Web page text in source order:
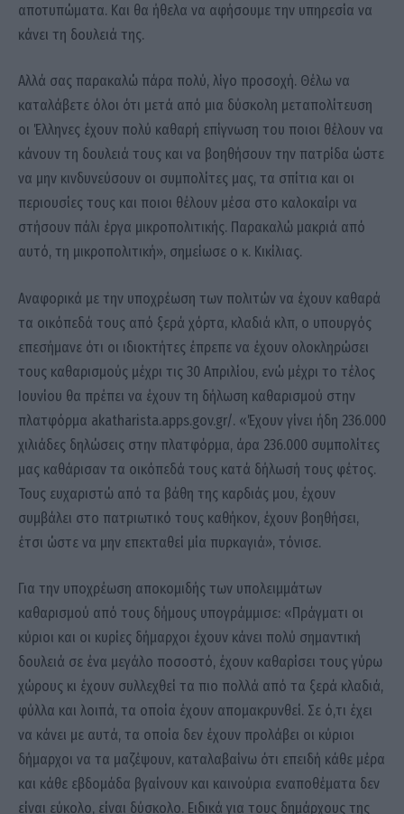
αποτυπώματα. Και θα ήθελα να αφήσουμε την υπηρεσία να
κάνει τη δουλειά της.
Αλλά σας παρακαλώ πάρα πολύ, λίγο προσοχή. Θέλω να
καταλάβετε όλοι ότι μετά από μια δύσκολη μεταπολίτευση
οι Έλληνες έχουν πολύ καθαρή επίγνωση του ποιοι θέλουν να
κάνουν τη δουλειά τους και να βοηθήσουν την πατρίδα ώστε
να μην κινδυνεύσουν οι συμπολίτες μας, τα σπίτια και οι
περιουσίες τους και ποιοι θέλουν μέσα στο καλοκαίρι να
στήσουν πάλι έργα μικροπολιτικής. Παρακαλώ μακριά από
αυτό, τη μικροπολιτική», σημείωσε ο κ. Κικίλιας.
Αναφορικά με την υποχρέωση των πολιτών να έχουν καθαρά
τα οικόπεδά τους από ξερά χόρτα, κλαδιά κλπ, ο υπουργός
επεσήμανε ότι οι ιδιοκτήτες έπρεπε να έχουν ολοκληρώσει
τους καθαρισμούς μέχρι τις 30 Απριλίου, ενώ μέχρι το τέλος
Ιουνίου θα πρέπει να έχουν τη δήλωση καθαρισμού στην
πλατφόρμα akatharista.apps.gov.gr/. «Έχουν γίνει ήδη 236.000
χιλιάδες δηλώσεις στην πλατφόρμα, άρα 236.000 συμπολίτες
μας καθάρισαν τα οικόπεδά τους κατά δήλωσή τους φέτος.
Τους ευχαριστώ από τα βάθη της καρδιάς μου, έχουν
συμβάλει στο πατριωτικό τους καθήκον, έχουν βοηθήσει,
έτσι ώστε να μην επεκταθεί μία πυρκαγιά», τόνισε.
Για την υποχρέωση αποκομιδής των υπολειμμάτων
καθαρισμού από τους δήμους υπογράμμισε: «Πράγματι οι
κύριοι και οι κυρίες δήμαρχοι έχουν κάνει πολύ σημαντική
δουλειά σε ένα μεγάλο ποσοστό, έχουν καθαρίσει τους γύρω
χώρους κι έχουν συλλεχθεί τα πιο πολλά από τα ξερά κλαδιά,
φύλλα και λοιπά, τα οποία έχουν απομακρυνθεί. Σε ό,τι έχει
να κάνει με αυτά, τα οποία δεν έχουν προλάβει οι κύριοι
δήμαρχοι να τα μαζέψουν, καταλαβαίνω ότι επειδή κάθε μέρα
και κάθε εβδομάδα βγαίνουν και καινούρια εναποθέματα δεν
είναι εύκολο, είναι δύσκολο. Ειδικά για τους δημάρχους της